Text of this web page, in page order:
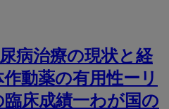
病治療の現状と経
動薬の有用性ーリ
床成績一わが国の